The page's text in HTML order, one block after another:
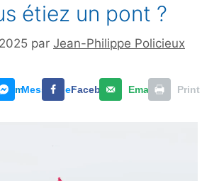
étiez un pont ?
par Jean-Philippe Policieux
MessengerFacebook Email Print